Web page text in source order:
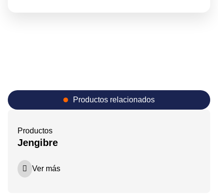
Productos relacionados
Productos
Jengibre
Ver más